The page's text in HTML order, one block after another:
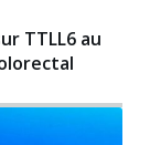
TTLL6 au